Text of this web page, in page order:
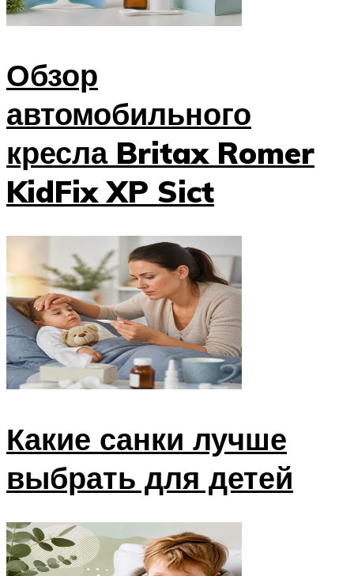
Обзор
автомобильного
кресла Britax Romer
KidFix XP Sict
Какие санки лучше
выбрать для детей